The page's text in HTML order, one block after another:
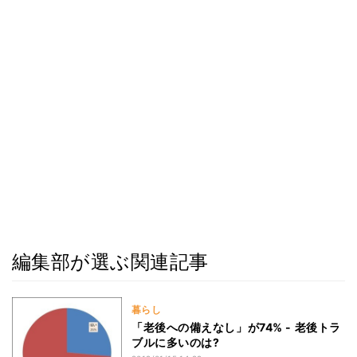
編集部が選ぶ関連記事
暮らし
「老後への備えなし」が74% - 老後トラ
ブルに多いのは?